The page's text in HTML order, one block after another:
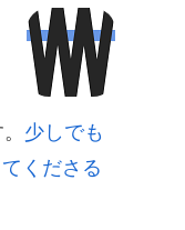
少しでも
くださる